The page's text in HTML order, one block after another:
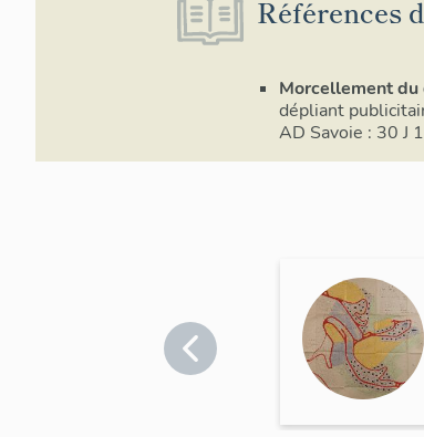
Références
Morcellement du
dépliant
AD Savoie : 30 J